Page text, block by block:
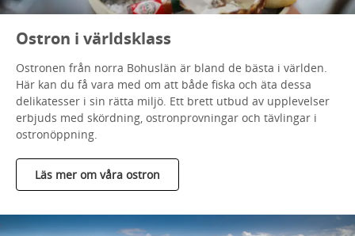
Ostron i världsklass
Ostronen från norra Bohuslän är bland de bästa i världen.
Här kan du få vara med om att både fiska och äta dessa
delikatesser i sin rätta miljö. Ett brett utbud av upplevelser
erbjuds med skördning, ostronprovningar och tävlingar i
ostronöppning.
Läs mer om våra ostron